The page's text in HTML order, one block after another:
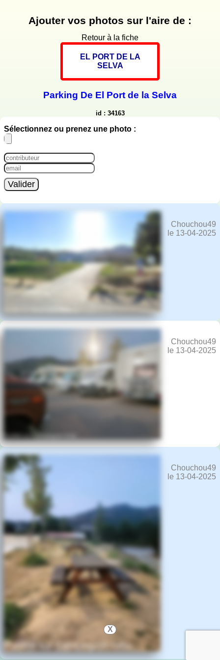
X
Ajouter vos photos sur l'aire de :
Retour à la fiche
EL PORT DE LA
SELVA
Parking De El Port de la Selva
id : 34163
Sélectionnez ou prenez une photo :
Valider
Chouchou49
le 13-04-2025
Chouchou49
le 13-04-2025
Chouchou49
le 13-04-2025